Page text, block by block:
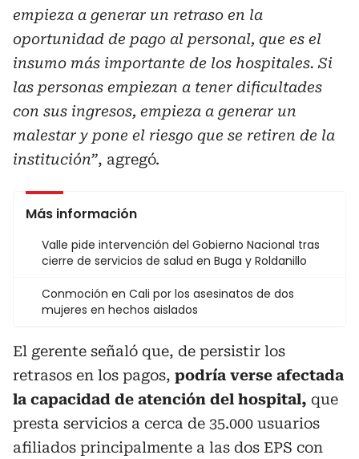
empieza a generar un retraso en la
oportunidad de pago al personal, que es el
insumo más importante de los hospitales. Si
las personas empiezan a tener dificultades
con sus ingresos, empieza a generar un
malestar y pone el riesgo que se retiren de la
institución”, agregó.
Más información
Valle pide intervención del Gobierno Nacional tras
cierre de servicios de salud en Buga y Roldanillo
Conmoción en Cali por los asesinatos de dos
mujeres en hechos aislados
El gerente señaló que, de persistir los
retrasos en los pagos, podría verse afectada
la capacidad de atención del hospital, que
presta servicios a cerca de 35.000 usuarios
afiliados principalmente a las dos EPS con